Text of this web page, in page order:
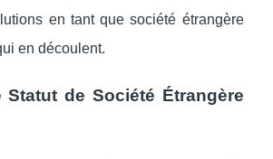
en tant que société étrangère
en découlent.
Statut de Société Étrangère